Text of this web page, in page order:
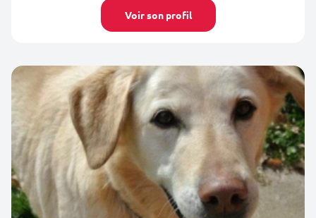
Voir son profil